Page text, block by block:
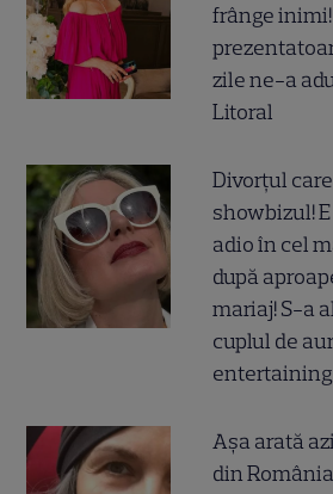
frânge
zile ne-a
Litoral
Divorțul
showbizul!
adio în cel
după
mariaj! S-a
cuplul de
entertaining
Așa arată
din